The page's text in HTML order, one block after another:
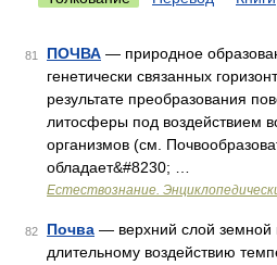
81 ПОЧВА — природное
генетически связанных
результате преобразования
литосферы под воздействием
организмов (см.
обладает&#8230; …
Естествознание.
82 Почва — верхний слой земной
длительному воздействию